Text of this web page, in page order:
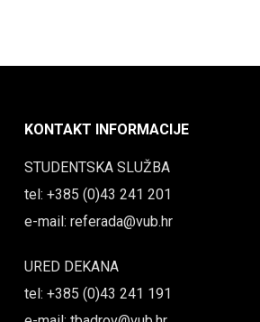
KONTAKT INFORMACIJE
STUDENTSKA SLUŽBA
tel: +385 (0)43 241 201
e-mail: referada@vub.hr
URED DEKANA
tel: +385 (0)43 241 191